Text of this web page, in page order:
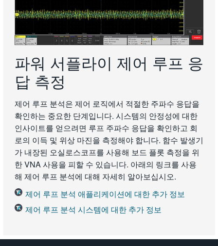
파워 서플라이 제어 루프 응
답 측정
제어 루프 분석은 제어 로직에서 적절한 주파수 응답을
확인하는 중요한 단계입니다. 시스템의 안정성에 대한
인사이트를 얻으려면 루프 주파수 응답을 확인하고 회
로의 이득 및 위상 마진을 측정해야 합니다. 함수 발생기
가 내장된 오실로스코프를 사용해 보드 플롯 측정을 위
한 VNA 사용을 피할 수 있습니다. 아래의 링크를 사용
해 제어 루프 분석에 대해 자세히 알아보십시오.
제어 루프 분석 애플리케이션에 대한 추가 정보
제어 루프 분석 시스템에 대한 추가 정보